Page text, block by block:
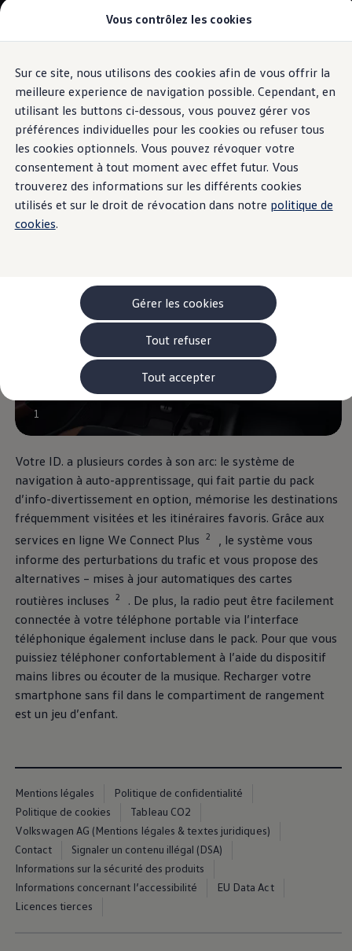
Vous contrôlez les cookies
Sur ce site, nous utilisons des cookies afin de vous offrir la
meilleure experience de navigation possible. Cependant, en
utilisant les buttons ci-dessous, vous pouvez gérer vos
préférences individuelles pour les cookies ou refuser tous
les cookies optionnels. Vous pouvez révoquer votre
consentement à tout moment avec effet futur. Vous
trouverez des informations sur les différents cookies
utilisés et sur le droit de révocation dans notre politique de
cookies.
Tout accepter
Tout refuser
Gérer les cookies
Aller au
contenu
principal
Aller
au
pied
de
page
Modèles et configurateur
Offres pour particuliers
ID. Polo
ID.3 Neo
T-Roc
T-Cross
Taigo
Golf
Tiguan
Tayron
ID.3 GTX FIRE+ICE
Brochure promotionelle
Véhicules en stock
Véhicules d'occasions
-> Volkswagen Financial Services (Leasing)
Listes de prix
Rouler en électrique
Nos véhicules hybrides
Recharge & autonomie
Comment payer ?
Comment recharger ?
Garantie et entretien de la batterie
Nos simulateurs
Simulateur de coût de recharge
Simulateur d'autonomie
Simulateur de temps de recharge
-> SWIO - The Energy Company
Propriétaires et Service
myVolkswagen
Aide sur les applis et les services numériques
Navigation Map Update
Accessoires
Accessoires de transport
Accessoires Volkswagen
Entretien et pièces
Roues et pneus
Réparation & service
Contrôles saisonniers et garantie
Manuel d'utilisation numérique
-> Declarations of conformity
-> Informations sur les pneumatiques
-> Garantie
-> WLTP
-> Mises à jour logicielles
ID. Mise à jour du logiciel
Mise à jour GPS
Mises à jour logicielles pour véhicules
-> Payez votre parking
Mises à jour de cartes
Mise à jour des cartes
en ligne –restez à jour
1
Votre ID. a plusieurs cordes à son arc: le système de
navigation à auto-apprentissage, qui fait partie du pack
d’info-divertissement en option, mémorise les destinations
fréquemment visitées et les itinéraires favoris. Grâce aux
services en ligne We Connect Plus
2
, le système vous
informe des perturbations du trafic et vous propose des
alternatives – mises à jour automatiques des cartes
routières incluses
2
. De plus, la radio peut être facilement
connectée à votre téléphone portable via l’interface
téléphonique également incluse dans le pack. Pour que vous
puissiez téléphoner confortablement à l’aide du dispositif
mains libres ou écouter de la musique. Recharger votre
smartphone sans fil dans le compartiment de rangement
est un jeu d’enfant.
Mentions légales
Politique de confidentialité
Politique de cookies
Tableau CO2
Volkswagen AG (Mentions légales & textes juridiques)
Contact
Signaler un contenu illégal (DSA)
Informations sur la sécurité des produits
Informations concernant l’accessibilité
EU Data Act
Licences tierces